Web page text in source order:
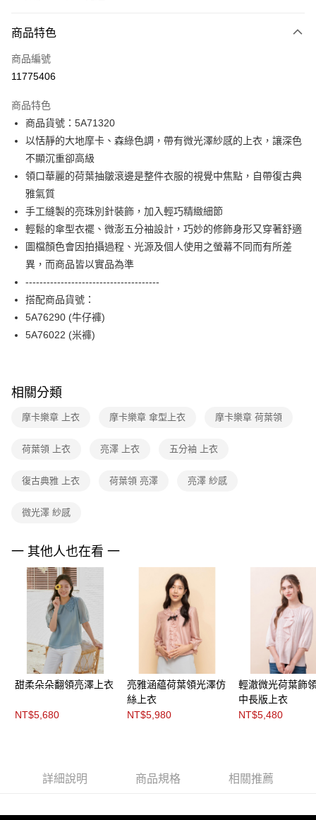
信用卡一次付款
信用卡分期付款
合作金庫商業銀行
華南商業銀行
上海商業儲蓄銀行
台北富邦商業銀行
國泰世華商業銀行
臺灣中小企業銀行
台中商業銀行
匯豐（台灣）商業銀行
聯邦商業銀行
元大商業銀行
永豐商業銀行
玉山商業銀行
星展（台灣）商業銀行
台新國際商業銀行
中國信託商業銀行
台灣樂天信用卡公司
LINE Pay
Apple Pay
街口支付
AFTEE先享後付
相關說明
【關於「AFTEE先享後付」】
AFTEE先享後付是「在收到商品之後才付款」的支付方式。 讓您購物簡單
便利好安心！
１．簡單：不需註冊會員、不需綁卡、不需儲值。
２．便利：只要手機號碼，簡訊認證，即可結帳。
【「AFTEE先享後付」結帳流程】
１．於結帳方式選擇「AFTEE先享後付」後，將跳轉至「AFTEE先享後付」
結帳頁面，進行簡訊認證並確認金額後，即可完成結帳。
※ 請注意：結帳手續完成當下不需立刻繳費，但若您需要取消訂單，請聯絡
後付繳納相關費用。
是否繳費成功／繳費後需取消欲退款等相關疑問，請聯繫「AFTEE先享後付
【注意事項】
易，需依本服務之必要範圍內提供個人資料，並將交易相關給付款項請求債
https://aftee.tw/terms/#terms3
３．未成年的使用者請事先徵得法定代理人或監護人之同意方可使用
「AFTEE先享後付」，若未經同意申辦者引起之損失，本公司不負相關責
任。
４．使用「AFTEE先享後付」時，將依據個別帳號之用戶狀況，依本公司即
時審查核予不同之上限額度；若仍有額度不足之情形，本公司將視審查結果
請求用戶進行身份認證。
５．嚴禁一人註冊多個帳號或使用他人資訊註冊。若發現惡意使用之情形，
恩沛科技股份有限公司將有權停止該用戶之使用額度並採取法律行動。
付款後全家FamilyMart取貨
每筆NT$90，滿NT$3,600(含以上)免運費
付款後7-11取貨
黑貓宅配
每筆NT$200，滿NT$8,000(含以上)免運費
付款後門市自取
商品特色
商品編號
11775406
商品特色
商品貨號：5A71320
以恬靜的大地摩卡、森綠色調，帶有微光澤紗感的上衣，讓深色
不顯沉重卻高級
領口華麗的荷葉抽皺滾邊是整件衣服的視覺中焦點，自帶復古典
雅氣質
手工縫製的亮珠別針裝飾，加入輕巧精緻細節
輕鬆的傘型衣襬、微澎五分袖設計，巧妙的修飾身形又穿著舒適
圖檔顏色會因拍攝過程、光源及個人使用之螢幕不同而有所差
異，而商品皆以實品為準
--------------------------------------
搭配商品貨號：
5A76290 (牛仔褲)
5A76022 (米褲)
相關分類
摩卡樂章 上衣 摩卡樂章 傘型上衣 摩卡樂章 荷葉領
荷葉領 上衣 亮澤 上衣 五分袖 上衣
復古典雅 上衣 荷葉領 亮澤 亮澤 紗感
微光澤 紗感
一 其他人也在看 一
甜柔朵朵翻領亮澤上衣
NT$5,680
亮雅涵藴荷葉領光澤仿
絲上衣
NT$5,980
輕澈微光荷葉飾
中長版上衣
NT$5,480
詳細說明 商品規格 相關推薦